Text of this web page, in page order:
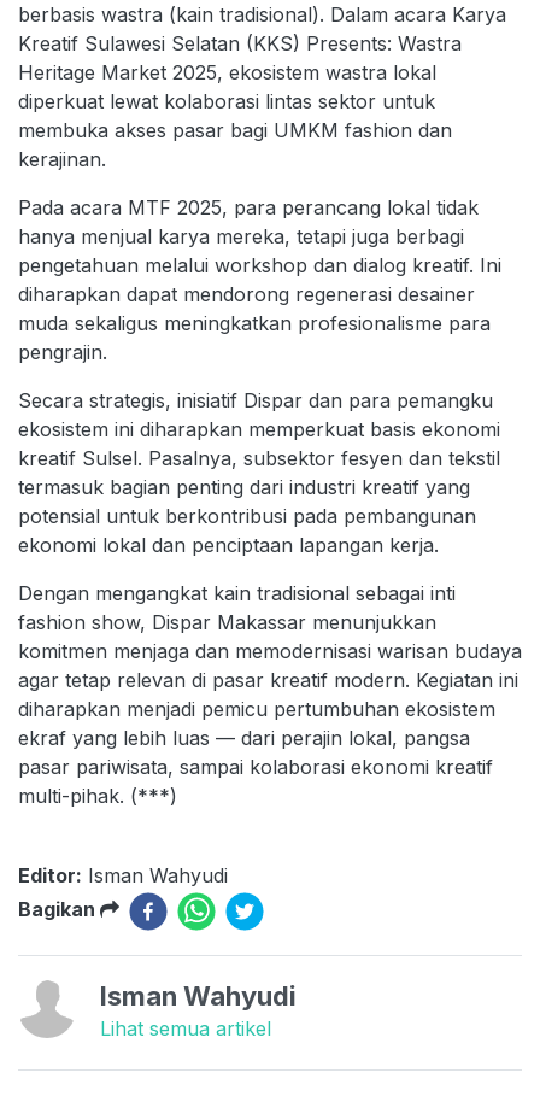
berbasis wastra (kain tradisional). Dalam acara Karya
Kreatif Sulawesi Selatan (KKS) Presents: Wastra
Heritage Market 2025, ekosistem wastra lokal
diperkuat lewat kolaborasi lintas sektor untuk
membuka akses pasar bagi UMKM fashion dan
kerajinan.
Pada acara MTF 2025, para perancang lokal tidak
hanya menjual karya mereka, tetapi juga berbagi
pengetahuan melalui workshop dan dialog kreatif. Ini
diharapkan dapat mendorong regenerasi desainer
muda sekaligus meningkatkan profesionalisme para
pengrajin.
Secara strategis, inisiatif Dispar dan para pemangku
ekosistem ini diharapkan memperkuat basis ekonomi
kreatif Sulsel. Pasalnya, subsektor fesyen dan tekstil
termasuk bagian penting dari industri kreatif yang
potensial untuk berkontribusi pada pembangunan
ekonomi lokal dan penciptaan lapangan kerja.
Dengan mengangkat kain tradisional sebagai inti
fashion show, Dispar Makassar menunjukkan
komitmen menjaga dan memodernisasi warisan budaya
agar tetap relevan di pasar kreatif modern. Kegiatan ini
diharapkan menjadi pemicu pertumbuhan ekosistem
ekraf yang lebih luas — dari perajin lokal, pangsa
pasar pariwisata, sampai kolaborasi ekonomi kreatif
multi-pihak. (***)
Editor: Isman Wahyudi
Bagikan
Isman Wahyudi
Lihat semua artikel